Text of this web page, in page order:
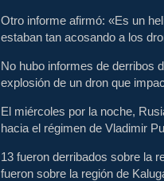
Otro informe afirmó: «Es un
estaban tan acosando a los
No hubo informes de derribos
explosión de un dron que
El miércoles por la noche,
hacia el régimen de Vladimir
13 fueron derribados sobre la
fueron sobre la región de